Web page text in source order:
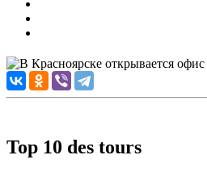
Top 10 des tours